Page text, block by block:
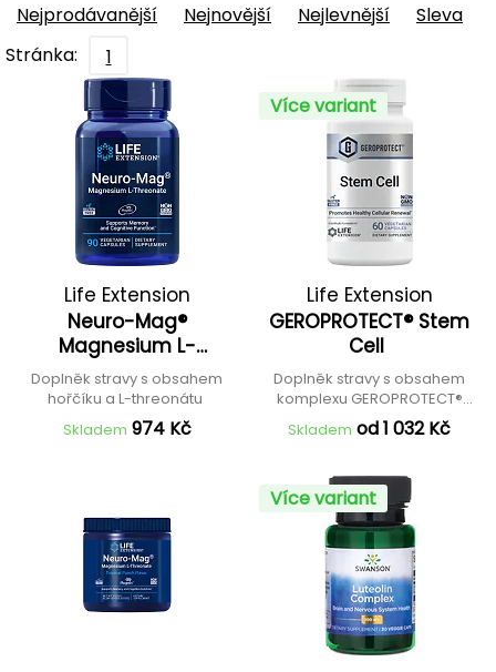
Nejprodávanější Nejnovější Nejlevnější
Sleva
Stránka:
1
Life Extension
Neuro-Mag®
Magnesium L-
Threonate
Doplněk stravy s obsahem
hořčíku a L-threonátu
Skladem 974 Kč
Více variant
Life Extension
GEROPROTECT® Stem
Cell
Doplněk stravy s obsahem
komplexu GEROPROTECT®
Stem Cell
Skladem od 1 032 Kč
Více variant